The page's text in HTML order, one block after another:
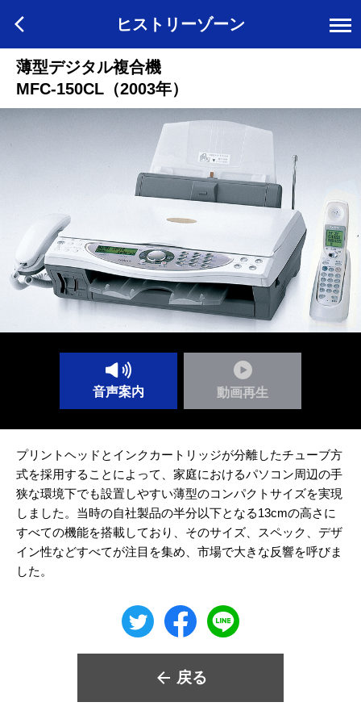
ヒストリーゾーン
薄型デジタル複合機
MFC-150CL（2003年）
音声案内 動画再生
プリントヘッドとインクカートリッジが分離したチューブ方
式を採用することによって、家庭におけるパソコン周辺の手
狭な環境下でも設置しやすい薄型のコンパクトサイズを実現
しました。当時の自社製品の半分以下となる13cmの高さに
すべての機能を搭載しており、そのサイズ、スペック、デザ
イン性などすべてが注目を集め、市場で大きな反響を呼びま
した。
戻る